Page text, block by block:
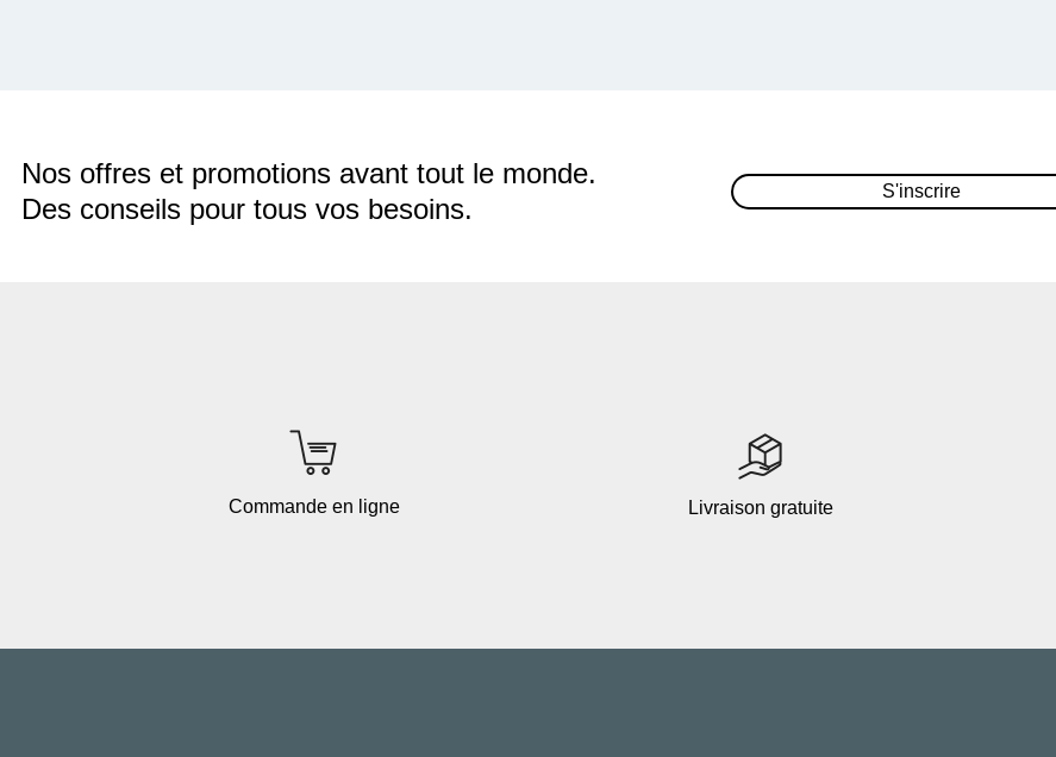
Nos offres et promotions avant tout le monde.
Des conseils pour tous vos besoins.
S'inscrire
Commande en ligne Livraison gratuite